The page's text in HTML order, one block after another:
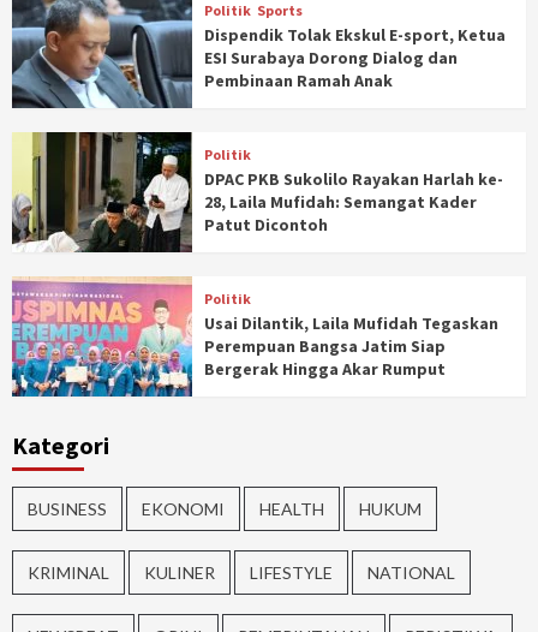
Politik Sports
Dispendik Tolak Ekskul E-sport, Ketua
ESI Surabaya Dorong Dialog dan
Pembinaan Ramah Anak
Politik
DPAC PKB Sukolilo Rayakan Harlah ke-
28, Laila Mufidah: Semangat Kader
Patut Dicontoh
Politik
Usai Dilantik, Laila Mufidah Tegaskan
Perempuan Bangsa Jatim Siap
Bergerak Hingga Akar Rumput
Kategori
BUSINESS EKONOMI HEALTH HUKUM
KRIMINAL KULINER LIFESTYLE NATIONAL